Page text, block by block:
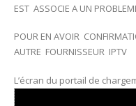
EST ASSOCIE A UN
POUR EN AVOIR
AUTRE FOURNISSEUR IPTV
L’écran du portail de